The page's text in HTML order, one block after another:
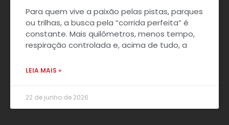
Para quem vive a paixão pelas pistas, parques
ou trilhas, a busca pela “corrida perfeita” é
constante. Mais quilômetros, menos tempo,
respiração controlada e, acima de tudo, a
LEIA MAIS »
22 de junho de 2026